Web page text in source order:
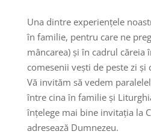
Una dintre experiențele
în familie, pentru care ne
mâncarea) și în cadrul căreia
comesenii vești de peste zi și
Vă invităm să vedem
între cina în familie și
înțelege mai bine invitația la
adresează Dumnezeu.